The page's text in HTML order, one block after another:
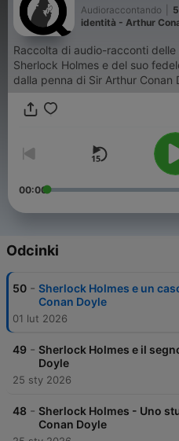
Audioraccontando
identità - Arthur
Raccolta di audio-racconti
Sherlock Holmes e del suo
dalla penna di Sir Arthur Conan
00:00
Odcinki
50 - Sherlock Holmes e un
Conan Doyle
01 lut 2026
49 - Sherlock Holmes e il
Doyle
25 sty 2026
48 - Sherlock Holmes - Uno
Conan Doyle